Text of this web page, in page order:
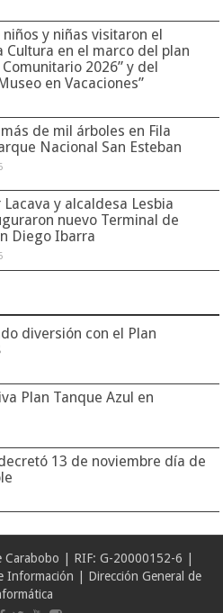
y niñas visitaron el
Cultura en el marco del plan
2026” y del
en Vacaciones”
de mil árboles en Fila
Nacional San Esteban
y alcaldesa Lesbia
nuevo Terminal de
Diego Ibarra
diversión con el Plan
Plan Tanque Azul en
13 de noviembre día de
Carabobo | RIF: G-20000152-6 |
Información | Dirección General de